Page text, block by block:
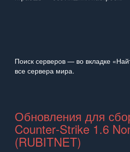
Поиск серверов — во вкладке
все сервера мира.
Обновления для
Counter‑Strike 1.6
(RUBITNET)